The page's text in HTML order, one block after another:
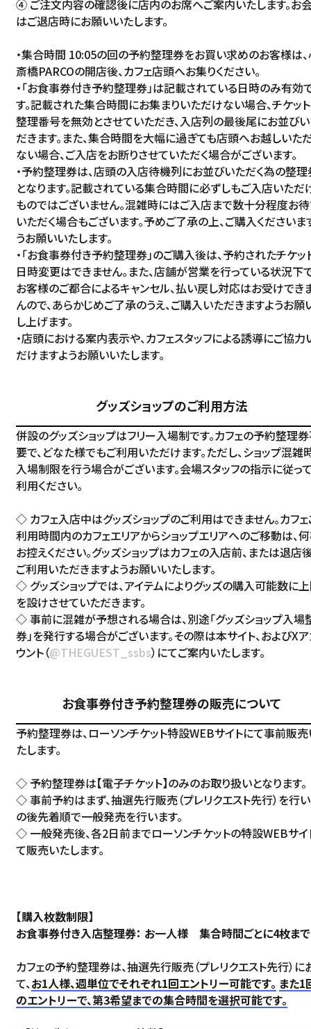
アクセス
オンラインショップ
ONLINE SHOP
アーカイブ
ARCHIVE
Language
English
中文（简）
한국
日本語
④ ご注文内容の確認後に店内のお席へご案内いたします。お
はご退店時にお願いいたします。
・集合時間 10:05の回の予約整理券をお買い求めのお客様は
斎橋PARCOの開店後、カフェ店頭へお集りください。
・「お食事券付き予約整理券」は記載されている日時のみ有効
す。記載された集合時間にお集まりいただけない場合、チケッ
整理番号を無効とさせていただき、入店列の最後尾にお並び
だきます。また、集合時間を大幅に過ぎても店頭へお越しいた
ない場合、ご入店をお断りさせていただく場合がございます。
・予約整理券は、店頭の入店待機列にお並びいただく為の整
となります。記載されている集合時間に必ずしもご入店いただ
ものではございません。混雑時にはご入店まで数十分程度お
いただく場合もございます。予めご了承の上、ご購入くださいま
うお願いいたします。
・「お食事券付き予約整理券」のご購入後は、予約されたチケッ
日時変更はできません。また、店舗が営業を行っている状況下
お客様のご都合によるキャンセル、払い戻し対応はお受けでき
んので、あらかじめご了承のうえ、ご購入いただきますようお願
し上げます。
・店頭における案内表示や、カフェスタッフによる誘導にご協力
だけますようお願いいたします。
グッズショップのご利用方法
併設のグッズショップはフリー入場制です。カフェの予約整理
要で、どなた様でもご利用いただけます。ただし、ショップ混雑
入場制限を行う場合がございます。会場スタッフの指示に従っ
利用ください。
◇ カフェ入店中はグッズショップのご利用はできません。カフェ
利用時間内のカフェエリアからショップエリアへのご移動は、
お控えください。グッズショップはカフェの入店前、または退店
ご利用いただきますようお願いいたします。
◇ グッズショップでは、アイテムによりグッズの購入可能数に
を設けさせていただきます。
◇ 事前に混雑が予想される場合は、別途「グッズショップ入場
券」を発行する場合がございます。その際は本サイト、およびX
ウント（@THEGUEST_ssbs）にてご案内いたします。
お食事券付き予約整理券の販売について
予約整理券は、ローソンチケット特設WEBサイトにて事前販
たします。
◇ 予約整理券は【電子チケット】のみのお取り扱いとなります。
◇ 事前予約はまず、抽選先行販売（プレリクエスト先行）を行い
の後先着順で一般発売を行います。
◇ 一般発売後、各2日前までローソンチケットの特設WEBサイ
て販売いたします。
【購入枚数制限】
お食事券付き入店整理券： お一人様 集合時間ごとに4枚まで
カフェの予約整理券は、抽選先行販売（プレリクエスト先行）に
て、お1人様、週単位でそれぞれ1回エントリー可能です。 また1
のエントリーで、第3希望までの集合時間を選択可能です。